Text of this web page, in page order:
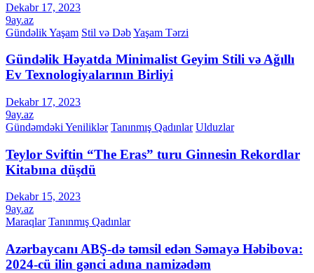
Dekabr 17, 2023
9ay.az
Gündəlik Yaşam Stil və DəbYaşam Tərzi
Gündəlik Həyatda Minimalist Geyim Stili və Ağıllı
Ev Texnologiyalarının Birliyi
Dekabr 17, 2023
9ay.az
Gündəmdəki Yeniliklər Tanınmış Qadınlar Ulduzlar
Teylor Sviftin “The Eras” turu Ginnesin Rekordlar
Kitabına düşdü
Dekabr 15, 2023
9ay.az
Maraqlar Tanınmış Qadınlar
Azərbaycanı ABŞ-də təmsil edən Səmayə Həbibova:
2024-cü ilin gənci adına namizədəm